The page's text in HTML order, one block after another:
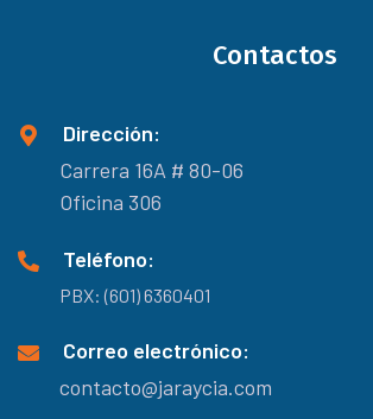
Contactos
Dirección:
Carrera 16A # 80-06
Oficina 306
Teléfono:
PBX: (601) 6360401
Correo electrónico:
contacto@jaraycia.com